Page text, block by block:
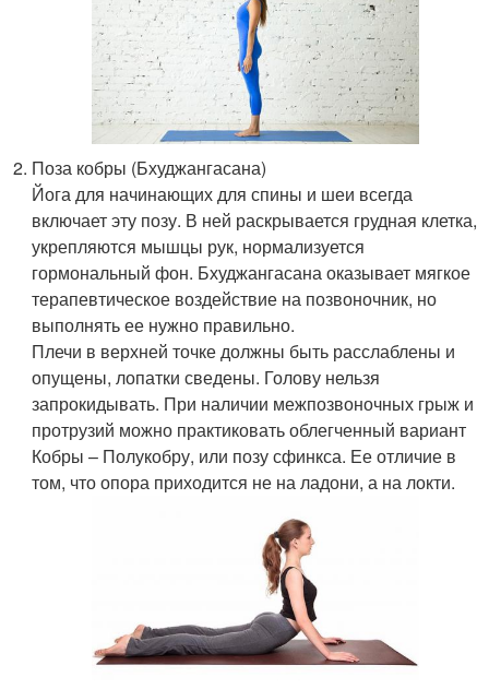
Поза кобры (Бхуджангасана)
Йога для начинающих для спины и шеи всегда
включает эту позу. В ней раскрывается грудная клетка,
укрепляются мышцы рук, нормализуется
гормональный фон. Бхуджангасана оказывает мягкое
терапевтическое воздействие на позвоночник, но
выполнять ее нужно правильно.
Плечи в верхней точке должны быть расслаблены и
опущены, лопатки сведены. Голову нельзя
запрокидывать. При наличии межпозвоночных грыж и
протрузий можно практиковать облегченный вариант
Кобры – Полукобру, или позу сфинкса. Ее отличие в
том, что опора приходится не на ладони, а на локти.